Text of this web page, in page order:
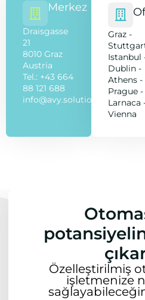
Merkez
Draisgasse
21
8010 Graz
Austria
Tel.: +43 664
88 121 688
info@avy.solutions
Graz -
Istanbul
Dublin -
Athens -
Prague -
Larnaca
Vienna
Özelleştirilmiş
işletmenize